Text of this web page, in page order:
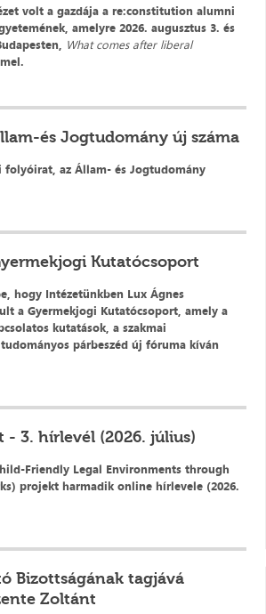
volt a gazdája a re:constitution alumni
amelyre 2026. augusztus 3. és
What comes after liberal
és Jogtudomány új száma
folyóirat, az Állam- és Jogtudomány
Kutatócsoport
hogy Intézetünkben Lux Ágnes
a Gyermekjogi Kutatócsoport, amely a
kutatások, a szakmai
párbeszéd új fóruma kíván
- 3. hírlevél (2026. július)
Friendly Legal Environments through
projekt harmadik online hírlevele (2026.
Bizottságának tagjává
Zoltánt